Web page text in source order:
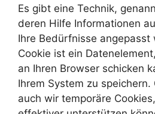
Es gibt eine Technik,
deren Hilfe Informationen
Ihre Bedürfnisse angepasst
Cookie ist ein
an Ihren Browser schicken
Ihrem System zu
auch wir temporäre